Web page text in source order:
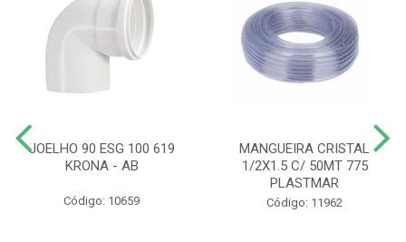
JOELHO 90 ESG 100 619
KRONA - AB
Código: 10659
MANGUEIRA CRISTAL
1/2X1.5 C/ 50MT 775
PLASTMAR
Código: 11962